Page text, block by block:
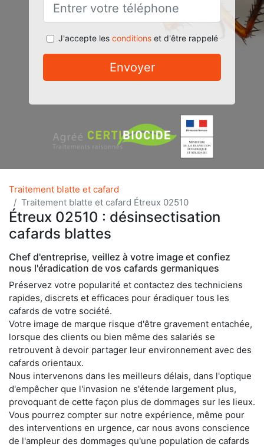
J'accepte les conditionset d'être rappelé
Envoyer
Traitement blatte et cafard
Traitement blatte et cafard Étreux 02510
Étreux 02510 : désinsectisation
cafards blattes
Chef d'entreprise, veillez à votre image et confiez
nous l'éradication de vos cafards germaniques
Préservez votre popularité et contactez des techniciens
rapides, discrets et efficaces pour éradiquer tous les
cafards de votre société.
Votre image de marque risque d'être gravement entachée,
lorsque des clients ou bien même des salariés se
retrouvent à devoir partager leur environnement avec des
cafards orientaux.
Nous intervenons dans les meilleurs délais, dans l'optique
d'empêcher que l'invasion ne s'étende largement plus,
provoquant de cette façon plus de dommages sur les lieux.
Vous pourrez compter sur notre expérience, même pour
des interventions en urgence, car nous avons conscience
de l'ampleur des dommages qu'une population de cafards